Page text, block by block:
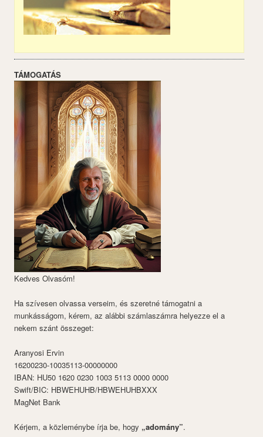
TÁMOGATÁS
Kedves Olvasóm!
Ha szívesen olvassa verseim, és szeretné támogatni a
munkásságom, kérem, az alábbi számlaszámra helyezze el a
nekem szánt összeget:
Aranyosi Ervin
16200230-10035113-00000000
IBAN: HU50 1620 0230 1003 5113 0000 0000
Swift/BIC: HBWEHUHB/HBWEHUHBXXX
MagNet Bank
Kérjem, a közleménybe írja be, hogy „adomány”.